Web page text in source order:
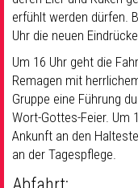
Seelsorge & Kontakt
erfühlt werden dürfen.
Uhr die neuen
Um 16 Uhr geht die
Remagen mit
Gruppe eine Führung
Wort-Gottes-Feier. Um
Ankunft an den
an der Tagespflege.